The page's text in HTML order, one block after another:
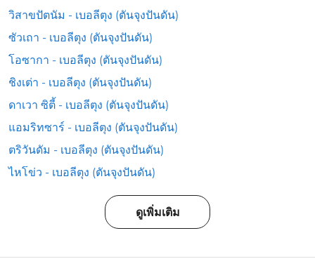
วิสาขปัตนัม - เบอลีตุง (ตันจุงปันดัน)
ซัวเถา - เบอลีตุง (ตันจุงปันดัน)
โอซากา - เบอลีตุง (ตันจุงปันดัน)
ชิงเต่า - เบอลีตุง (ตันจุงปันดัน)
ดาเวา ซิตี้ - เบอลีตุง (ตันจุงปันดัน)
แอมริทซาร์ - เบอลีตุง (ตันจุงปันดัน)
ตริวันดัม - เบอลีตุง (ตันจุงปันดัน)
ไหโข่ว - เบอลีตุง (ตันจุงปันดัน)
ดูเพิ่มเติม